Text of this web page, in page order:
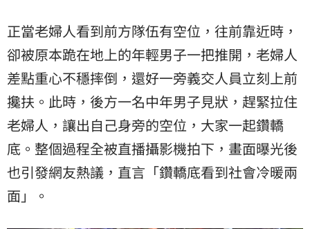
正當老婦人看到前方隊伍有空位，往前靠近時，
卻被原本跪在地上的年輕男子一把推開，老婦人
差點重心不穩摔倒，還好一旁義交人員立刻上前
攙扶。此時，後方一名中年男子見狀，趕緊拉住
老婦人，讓出自己身旁的空位，大家一起鑽轎
底。整個過程全被直播攝影機拍下，畫面曝光後
也引發網友熱議，直言「鑽轎底看到社會冷暖兩
面」。